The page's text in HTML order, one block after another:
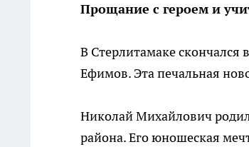
Прощание с героем и
В Стерлитамаке
Ефимов. Эта печальная
Николай Михайлович
района. Его юношеская